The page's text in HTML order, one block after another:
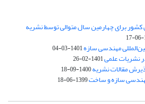
برای چهارمین سال متوالی توسط نشریه
مهندسی سازه1401-03-04
نشریات علمی1401-02-26
مقالات نشریه1400-09-18
1399-06-18